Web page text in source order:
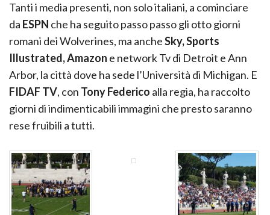
Tanti i media presenti, non solo italiani, a cominciare
da ESPN che ha seguito passo passo gli otto giorni
romani dei Wolverines, ma ancheSky, Sports
Illustrated, Amazon e network Tv di Detroit e Ann
Arbor, la città dove ha sede l’Università di Michigan. E
FIDAF TV, con Tony Federico alla regia, ha raccolto
giorni di indimenticabili immagini che presto saranno
rese fruibili a tutti.